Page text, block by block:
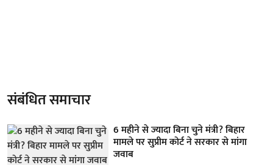
संबंधित समाचार
6 महीने से ज्यादा बिना चुने मंत्री? बिहार
मामले पर सुप्रीम कोर्ट ने सरकार से मांगा
जवाब